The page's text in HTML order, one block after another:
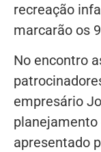
recreação
marcarão os
No encontro
empresário
apresentado